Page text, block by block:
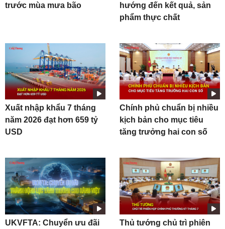
trước mùa mưa bão
hướng đến kết quả, sản
phẩm thực chất
Xuất nhập khẩu 7 tháng
năm 2026 đạt hơn 659 tỷ
USD
Chính phủ chuẩn bị nhiều
kịch bản cho mục tiêu
tăng trưởng hai con số
UKVFTA: Chuyển ưu đãi
Thủ tướng chủ trì phiên